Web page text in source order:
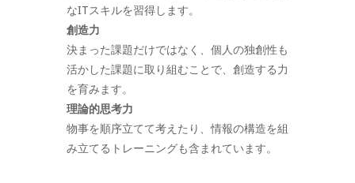
なITスキルを習得します。
創造力
決まった課題だけではなく、個人の独創性も
活かした課題に取り組むことで、創造する力
を育みます。
理論的思考力
物事を順序立てて考えたり、情報の構造を組
み立てるトレーニングも含まれています。